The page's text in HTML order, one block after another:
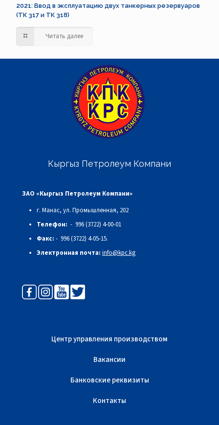
2021: Ввод в эксплуатацию двух танкерных резервуаров
(ТК 317 и ТК 318)
Читать далее
Кыргыз Петролеум Компани
ЗАО «Кыргыз Петролеум Компани»
г. Манас, ул. Промышленная, 202
Телефон: - 996 (3722) 4-00-01
Факс: - 996 (3722) 4-05-15.
Электронная почта: info@kpc.kg
Центр управления производством
Вакансии
Банковские реквизиты
Контакты